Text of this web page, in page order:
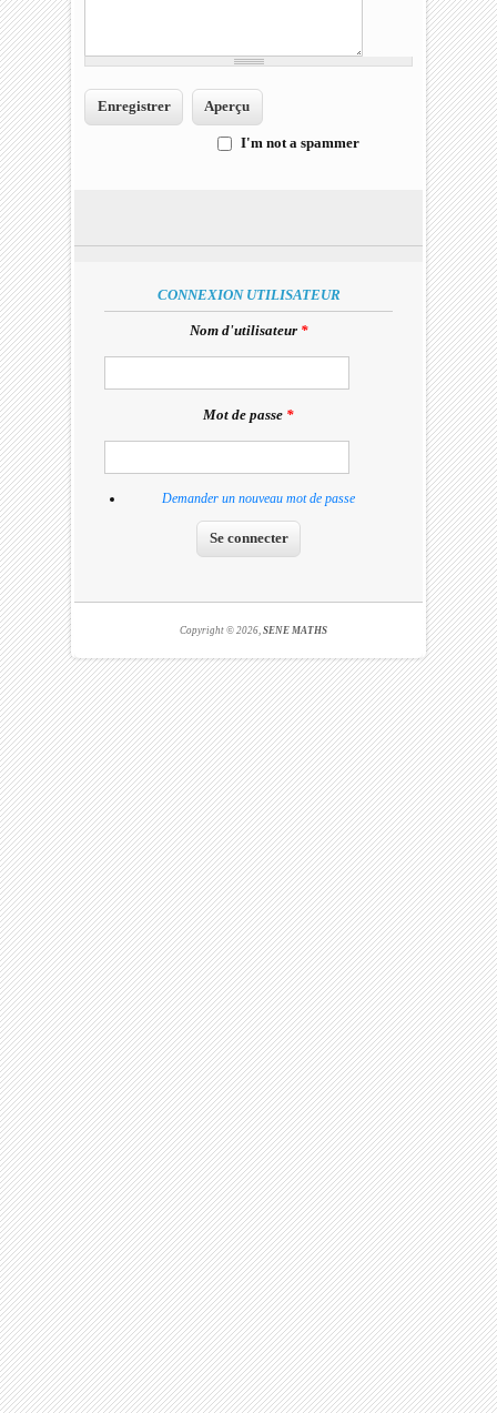
I'm not a spammer
CONNEXION UTILISATEUR
Nom d'utilisateur *
Mot de passe *
Demander un nouveau mot de passe
Copyright © 2026,SENE MATHS